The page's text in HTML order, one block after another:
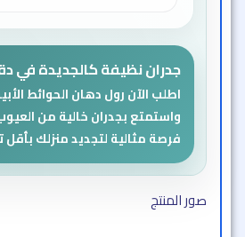
جدران نظيفة كالجديدة في
واستمتع بجدران خالية من
فرصة مثالية لتجديد منزلك بأقل
صور المنتج​